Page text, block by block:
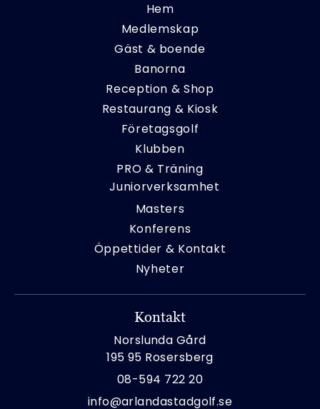
Hem
Medlemskap
Gäst & boende
Banorna
Reception & Shop
Restaurang & Kiosk
Företagsgolf
Klubben
PRO & Träning
Juniorverksamhet
Masters
Konferens
Öppettider & Kontakt
Nyheter
Kontakt
Norslunda Gård
195 95 Rosersberg
08-594 722 20
info@arlandastadgolf.se